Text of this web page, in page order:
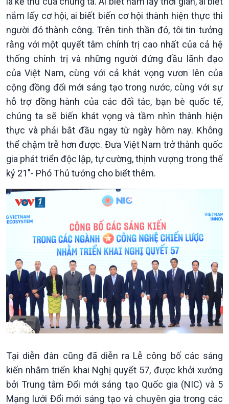
Tin Văn hoá & Du lịch
Chát với người nổi tiếng
Câu chuyện Thể thao
Ảnh
Video
Infographic
E-Magazine
nắm lấy cơ hội, ai biết biến cơ hội thành hiện thực thì
người đó thành công. Trên tinh thần đó, tôi tin tưởng
rằng với một quyết tâm chính trị cao nhất của cả hệ
thống chính trị và những người đứng đầu lãnh đạo
của Việt Nam, cùng với cả khát vọng vươn lên của
cộng đồng đổi mới sáng tạo trong nước, cùng với sự
hỗ trợ đồng hành của các đối tác, bạn bè quốc tế,
chúng ta sẽ biến khát vọng và tầm nhìn thành hiện
thực và phải bắt đầu ngay từ ngày hôm nay. Không
thể chậm trễ hơn được. Đưa Việt Nam trở thành quốc
gia phát triển độc lập, tự cường, thịnh vượng trong thế
kỷ 21"- Phó Thủ tướng cho biết thêm.
Tại diễn đàn cũng đã diễn ra Lễ công bố các sáng
kiến nhằm triển khai Nghị quyết 57, được khởi xướng
bởi Trung tâm Đổi mới sáng tạo Quốc gia (NIC) và 5
Mạng lưới Đổi mới sáng tạo và chuyên gia trong các